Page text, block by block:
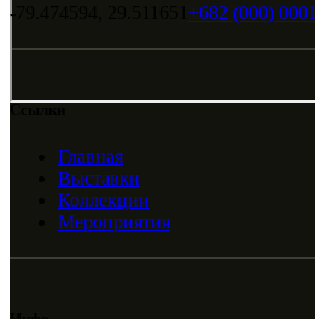
-79.474594, 29.511651 +682 (000) 0001
Главная
Выставки
Коллекции
Мероприятия